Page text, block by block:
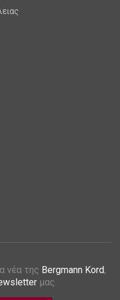
νέα της Bergmann Kord,
μας.